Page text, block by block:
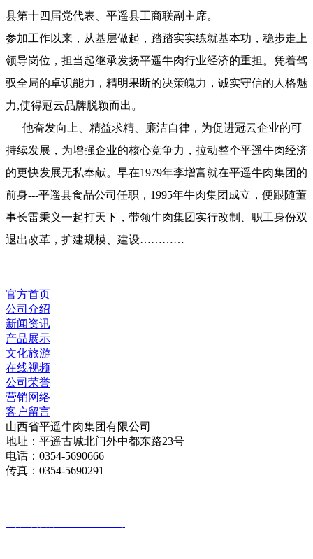
县第十四届党代表、平遥县工商联副主席。
参加工作以来，从基层做起，踏踏实实练就基本功，稳步走上
领导岗位，担当起继承发扬平遥牛肉行业经济的重担。凭着驾
驭全局的卓识能力，精明果断的决策魄力，诚实守信的人格魅
力,使得冠云品牌脱颖而出。
他奋发向上、精益求精、廉洁自律，为促进冠云企业的可
持续发展，为增强企业的核心竞争力，拉动整个平遥牛肉经济
的更快发展无私奉献。早在1979年李增富就在平遥牛肉集团的
前身---平遥县食品公司任职，1995年牛肉集团成立，便跟随董
事长雷秉义一起打天下，带领牛肉集团实行改制、职工身份双
退出改革，扩建规模、建设…………
官方首页
公司介绍
新闻资讯
产品展示
文化旅游
在线视频
公司荣誉
营销网络
客户留言
山西省平遥牛肉集团有限公司
地址：平遥古城北门外中都东路23号
电话：0354-5690666
传真：0354-5690291